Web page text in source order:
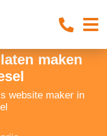
maken
website maker in